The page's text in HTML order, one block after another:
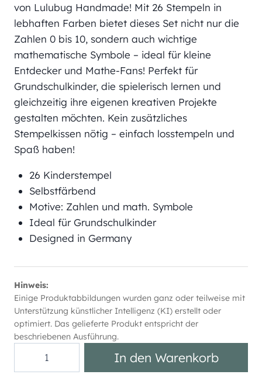
von Lulubug Handmade! Mit 26 Stempeln in
lebhaften Farben bietet dieses Set nicht nur die
Zahlen 0 bis 10, sondern auch wichtige
mathematische Symbole – ideal für kleine
Entdecker und Mathe-Fans! Perfekt für
Grundschulkinder, die spielerisch lernen und
gleichzeitig ihre eigenen kreativen Projekte
gestalten möchten. Kein zusätzliches
Stempelkissen nötig – einfach losstempeln und
Spaß haben!
26 Kinderstempel
Selbstfärbend
Motive: Zahlen und math. Symbole
Ideal für Grundschulkinder
Designed in Germany
Hinweis:
Einige Produktabbildungen wurden ganz oder teilweise mit
Unterstützung künstlicher Intelligenz (KI) erstellt oder
optimiert. Das gelieferte Produkt entspricht der
beschriebenen Ausführung.
In den Warenkorb